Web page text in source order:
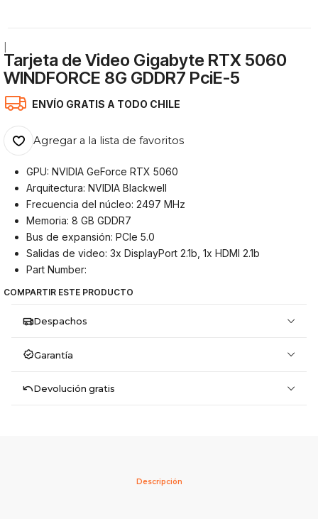
Tarjeta de Video Gigabyte RTX 5060
WINDFORCE 8G GDDR7 PciE-5
ENVÍO GRATIS A TODO CHILE
Agregar a la lista de favoritos
GPU: NVIDIA GeForce RTX 5060
Arquitectura: NVIDIA Blackwell
Frecuencia del núcleo: 2497 MHz
Memoria: 8 GB GDDR7
Bus de expansión: PCIe 5.0
Salidas de video: 3x DisplayPort 2.1b, 1x HDMI 2.1b
Part Number:
COMPARTIR ESTE PRODUCTO
Despachos
Garantía
Devolución gratis
Descripción